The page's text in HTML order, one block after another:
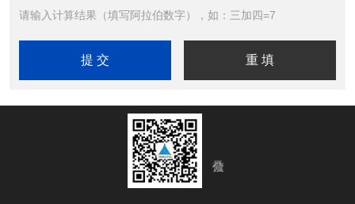
请输入计算结果（填写阿拉伯数字），如：三加四=7